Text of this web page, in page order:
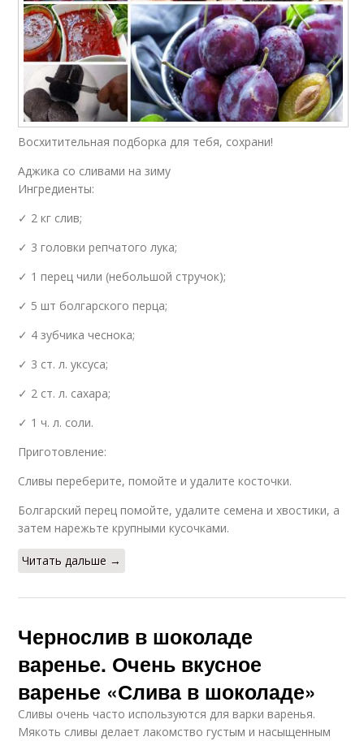
Восхитительная подборка для тебя, сохрани!
Аджика со сливами на зиму
Ингредиенты:
✓ 2 кг слив;
✓ 3 головки репчатого лука;
✓ 1 перец чили (небольшой стручок);
✓ 5 шт болгарского перца;
✓ 4 зубчика чеснока;
✓ 3 ст. л. уксуса;
✓ 2 ст. л. сахара;
✓ 1 ч. л. соли.
Приготовление:
Сливы переберите, помойте и удалите косточки.
Болгарский перец помойте, удалите семена и хвостики, а
затем нарежьте крупными кусочками.
Читать дальше →
Чернослив в шоколаде
варенье. Очень вкусное
варенье «Слива в шоколаде»
Сливы очень часто используются для варки варенья.
Мякоть сливы делает лакомство густым и насыщенным